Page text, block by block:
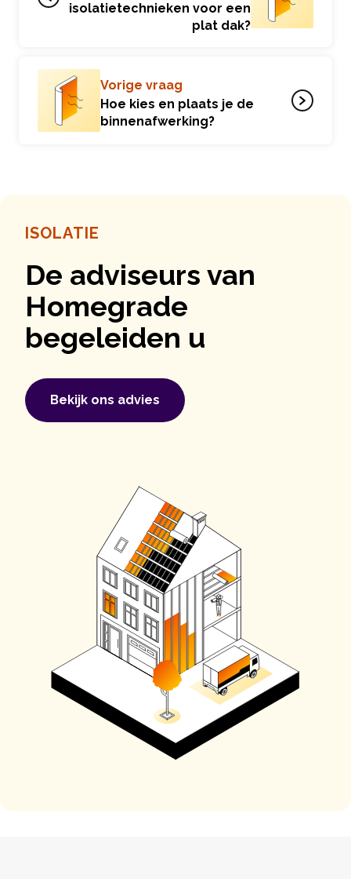
isolatietechnieken voor een
plat dak?
Vorige vraag
Hoe kies en plaats je de
binnenafwerking?
ISOLATIE
De adviseurs van
Homegrade
begeleiden u
Bekijk ons ​​advies